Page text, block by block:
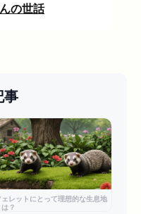
の世話
事
ェレットにとって理想的な生息地
は？